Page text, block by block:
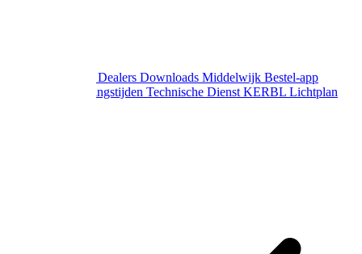
Dealers Downloads Middelwijk Bestel-app
Gewijzigde openingstijden Technische Dienst KERBL Lichtplan